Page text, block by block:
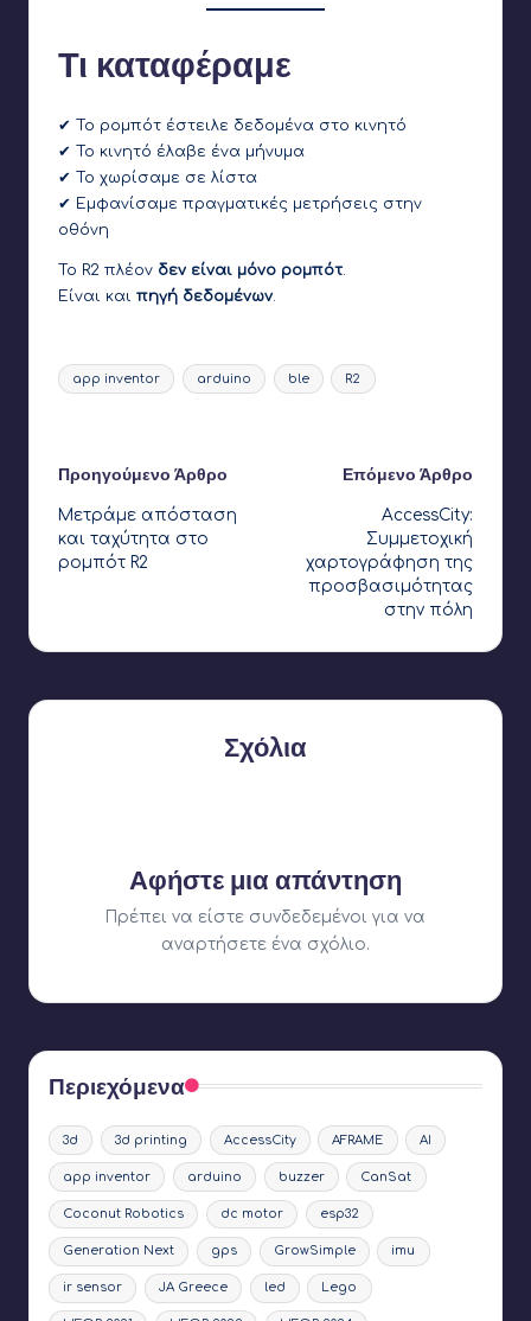
Τι καταφέραμε
✔ Το ρομπότ έστειλε δεδομένα στο κινητό
✔ Το κινητό έλαβε ένα μήνυμα
✔ Το χωρίσαμε σε λίστα
✔ Εμφανίσαμε πραγματικές μετρήσεις στην
οθόνη
Το R2 πλέον δεν είναι μόνο ρομπότ.
Είναι και πηγή δεδομένων.
Ετικέτες:
app inventor arduino ble R2
Πλοήγηση
δημοσιεύσεων
Προηγούμενο Άρθρο
Μετράμε απόσταση
και ταχύτητα στο
ρομπότ R2
Επόμενο Άρθρο
AccessCity:
Συμμετοχική
χαρτογράφηση της
προσβασιμότητας
στην πόλη
Σχόλια
Αφήστε μια απάντηση
Πρέπει να είστε συνδεδεμένοι για να
αναρτήσετε ένα σχόλιο.
Περιεχόμενα
3d 3d printing AccessCity AFRAME AI
app inventor arduino buzzer CanSat
Coconut Robotics dc motor esp32
Generation Next gps GrowSimple imu
ir sensor JA Greece led Lego